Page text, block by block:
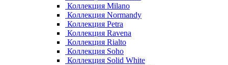
Коллекция Milano
Коллекция Normandy
Коллекция Petra
Коллекция Ravena
Коллекция Rialto
Коллекция Soho
Коллекция Solid White